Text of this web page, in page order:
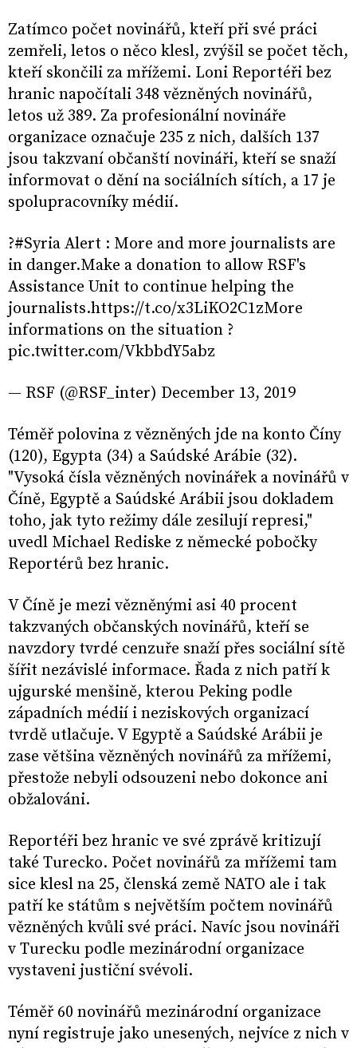
Zatímco počet novinářů, kteří při své práci
zemřeli, letos o něco klesl, zvýšil se počet těch,
kteří skončili za mřížemi. Loni Reportéři bez
hranic napočítali 348 vězněných novinářů,
letos už 389. Za profesionální novináře
organizace označuje 235 z nich, dalších 137
jsou takzvaní občanští novináři, kteří se snaží
informovat o dění na sociálních sítích, a 17 je
spolupracovníky médií.
?#Syria Alert : More and more journalists are
in danger.Make a donation to allow RSF's
Assistance Unit to continue helping the
journalists.https://t.co/x3LiKO2C1zMore
informations on the situation ?
pic.twitter.com/VkbbdY5abz
— RSF (@RSF_inter) December 13, 2019
Téměř polovina z vězněných jde na konto Číny
(120), Egypta (34) a Saúdské Arábie (32).
"Vysoká čísla vězněných novinářek a novinářů v
Číně, Egyptě a Saúdské Arábii jsou dokladem
toho, jak tyto režimy dále zesilují represi,"
uvedl Michael Rediske z německé pobočky
Reportérů bez hranic.
V Číně je mezi vězněnými asi 40 procent
takzvaných občanských novinářů, kteří se
navzdory tvrdé cenzuře snaží přes sociální sítě
šířit nezávislé informace. Řada z nich patří k
ujgurské menšině, kterou Peking podle
západních médií i neziskových organizací
tvrdě utlačuje. V Egyptě a Saúdské Arábii je
zase většina vězněných novinářů za mřížemi,
přestože nebyli odsouzeni nebo dokonce ani
obžalováni.
Reportéři bez hranic ve své zprávě kritizují
také Turecko. Počet novinářů za mřížemi tam
sice klesl na 25, členská země NATO ale i tak
patří ke státům s největším počtem novinářů
vězněných kvůli své práci. Navíc jsou novináři
v Turecku podle mezinárodní organizace
vystaveni justiční svévoli.
Téměř 60 novinářů mezinárodní organizace
nyní registruje jako unesených, nejvíce z nich v